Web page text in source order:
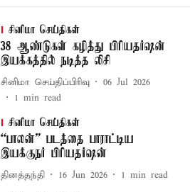
சினிமா செய்திகள்
38 ஆண்டுகள் கழித்து பிரியதர்ஷன்
இயக்கத்தில் நடித்த லிசி
சினிமா செய்திப்பிரிவு
06 Jul 2026
1 min read
சினிமா செய்திகள்
“பாலன்” படத்தை பாராட்டிய
இயக்குநர் பிரியதர்ஷன்
தினத்தந்தி 16 Jun 2026 1 min read